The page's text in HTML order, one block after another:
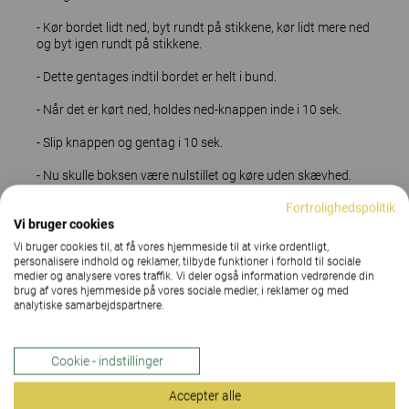
- Kør bordet lidt ned, byt rundt på stikkene, kør lidt mere ned
og byt igen rundt på stikkene.
- Dette gentages indtil bordet er helt i bund.
- Når det er kørt ned, holdes ned-knappen inde i 10 sek.
- Slip knappen og gentag i 10 sek.
- Nu skulle boksen være nulstillet og køre uden skævhed.
Hvis det fortsat ikke virker, er du selvfølgelig altid velkommen til at
kontakte os på 70151010
Fortrolighedspolitik
Vi bruger cookies
Vi bruger cookies til, at få vores hjemmeside til at virke ordentligt,
personalisere indhold og reklamer, tilbyde funktioner i forhold til sociale
medier og analysere vores traffik. Vi deler også information vedrørende din
brug af vores hjemmeside på vores sociale medier, i reklamer og med
analytiske samarbejdspartnere.
Cookie - indstillinger
Accepter alle